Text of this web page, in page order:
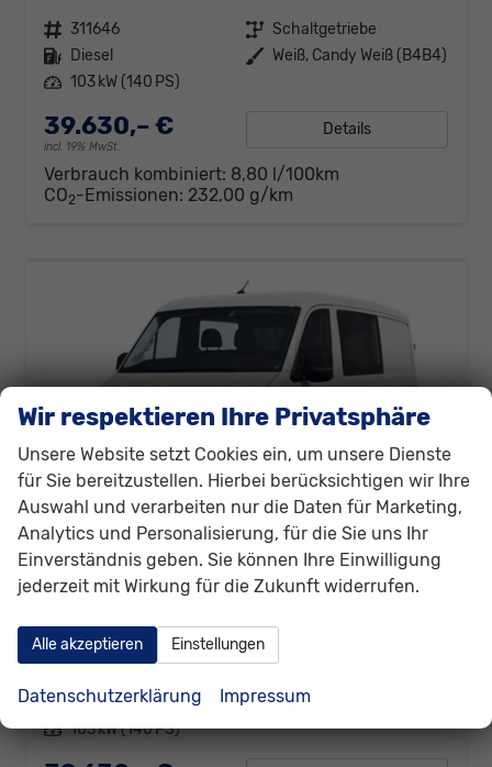
Fahrzeugnr. 311646 Getriebe Schaltgetriebe
Kraftstoff Diesel Außenfarbe Weiß, Candy Weiß (B4B4)
Leistung 103 kW (140 PS)
39.630,– €
incl. 19% MwSt.
Details
Verbrauch kombiniert: 8,80 l/100km
CO2-Emissionen: 232,00 g/km
Volkswagen Crafter Kastenwagen
unverbindliche Lieferzeit:3 Monate Neuwagen
Kraftstoff Diesel Außenfarbe Weiß, Candy Weiß (B4B4)
Leistung 103 kW (140 PS)
Wir respektieren Ihre Privatsphäre
Unsere Website setzt Cookies ein, um unsere Dienste
für Sie bereitzustellen. Hierbei berücksichtigen wir Ihre
Auswahl und verarbeiten nur die Daten für Marketing,
Analytics und Personalisierung, für die Sie uns Ihr
Einverständnis geben. Sie können Ihre Einwilligung
jederzeit mit Wirkung für die Zukunft widerrufen.
Alle akzeptieren Einstellungen
Datenschutzerklärung Impressum